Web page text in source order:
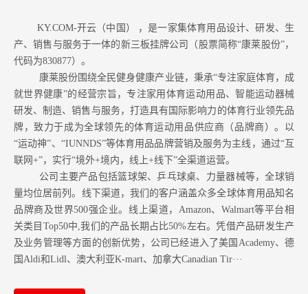
KY.COM-开云（中国） ，是一家集体育用品设计、研发、生
产、销售与服务于一体的新三板挂牌公司（股票简称“康莱股份”，
代码为830877）。
康莱股份围绕全民健身健康产业链，秉承“专注家庭体育，成
就世界健康”的经营宗旨，专注家用体育运动用品、智能运动器械
研发、制造、销售与服务，打造具有国际影响力的体育行业领先品
牌，致力于成为全球领先的体育运动用品供应商（品牌商）。以
“运动神”、“IUNNDS”等体育用品品牌营销及服务为主线，通过“互
联网+”，实行“境外+境内，线上+线下”全渠道运营。
公司主要产品包括篮球架、乒乓球桌、力量器械等，全球销
量均位居前列。 线下渠道，我们的客户涵盖众多全球体育用品知名
品牌商及世界500强企业。 线上渠道，Amazon、Walmart等平台相
关类目Top50中,我们的产品长期占比50%左右。凭借产品研发生产
及业务管理等方面的创新优势，公司已经进入了美国Academy、德
国Aldi和Lidl、澳大利亚K-mart、加拿大Canadian Tir···